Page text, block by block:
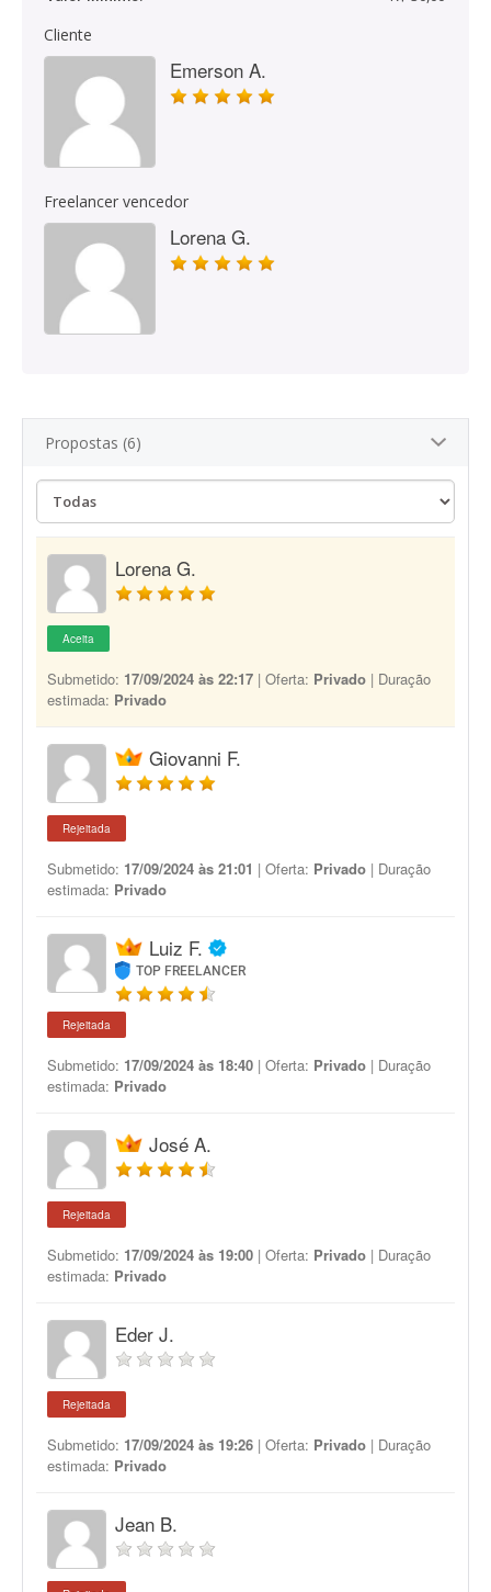
Cliente
Emerson A.
Freelancer vencedor
Lorena G.
Propostas (6)
Lorena G.
Aceita
Submetido: 17/09/2024 às 22:17 | Oferta: Privado | Duração
estimada: Privado
Giovanni F.
Rejeitada
Submetido: 17/09/2024 às 21:01 | Oferta: Privado | Duração
estimada: Privado
Luiz F.
TOP FREELANCER
Rejeitada
Submetido: 17/09/2024 às 18:40 | Oferta: Privado | Duração
estimada: Privado
José A.
Rejeitada
Submetido: 17/09/2024 às 19:00 | Oferta: Privado | Duração
estimada: Privado
Eder J.
Rejeitada
Submetido: 17/09/2024 às 19:26 | Oferta: Privado | Duração
estimada: Privado
Jean B.